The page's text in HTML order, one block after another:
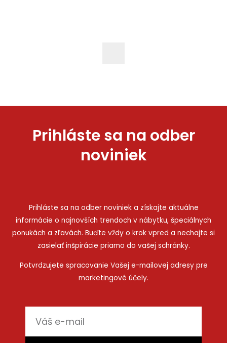
Prihláste sa na odber
noviniek
Prihláste sa na odber noviniek a získajte aktuálne
informácie o najnovších trendoch v nábytku, špeciálnych
ponukách a zľavách. Buďte vždy o krok vpred a nechajte si
zasielať inšpirácie priamo do vašej schránky.
Potvrdzujete spracovanie Vašej e-mailovej adresy pre
marketingové účely.
mail